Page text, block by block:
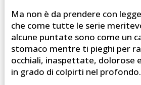
Ma non è da prendere con
che come tutte le serie
alcune puntate sono come un
stomaco mentre ti pieghi per
occhiali, inaspettate, dolorose
in grado di colpirti nel profondo.